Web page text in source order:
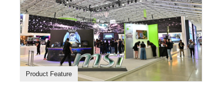
Product Feature